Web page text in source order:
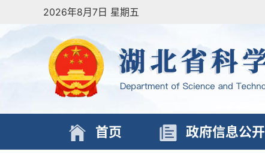
2026年8月7日 星期五
首页 政府信息公开